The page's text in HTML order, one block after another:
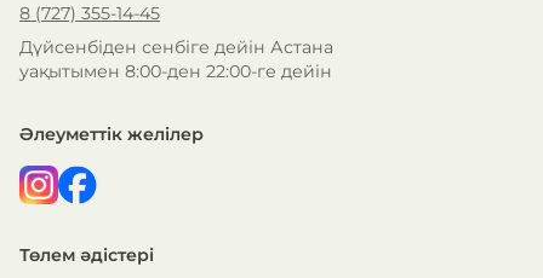
8 (727) 355-14-45
Дүйсенбіден сенбіге дейін Астана
уақытымен 8:00-ден 22:00-ге дейін
Әлеуметтік желілер
Төлем әдістері